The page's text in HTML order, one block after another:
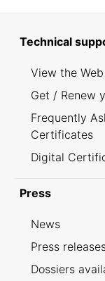
Technical
View the
Get / Renew
Frequently
Certificates
Digital
Press
News
Press
Dossiers